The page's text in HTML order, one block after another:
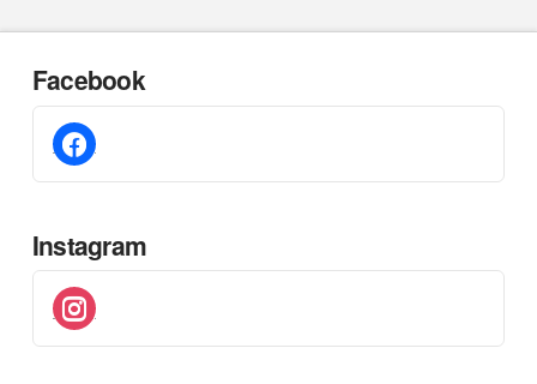
Facebook
facebook
Instagram
instagram